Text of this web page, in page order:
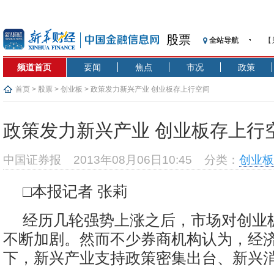
股票 全站导航
记
央
沥
频道首页 要闻 焦点 市况 政策
首页 > 股票 > 创业板 > 政策发力新兴产业 创业板存上行空间
政策发力新兴产业 创业板存上行
中国证券报 2013年08月06日10:45 分类： 创业板
□本报记者 张莉
经历几轮强势上涨之后，市场对创业
不断加剧。然而不少券商机构认为，经
下，新兴产业支持政策密集出台、新兴